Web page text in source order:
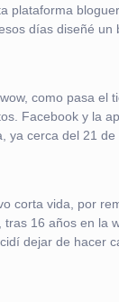
plataforma
días diseñé un
como pasa el
Facebook y la
ya cerca del 21
corta vida, por
tras 16 años en la
dejar de hacer